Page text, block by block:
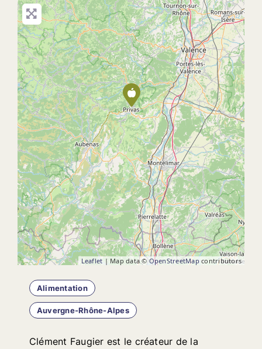
Leaflet | Map data © OpenStreetMap contributors
Alimentation
Auvergne-Rhône-Alpes
Clément Faugier est le créateur de la